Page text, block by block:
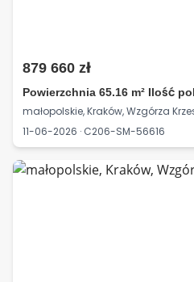
879 660 zł
Powierzchnia 65.16 m² Ilość
małopolskie, Kraków, Wzgórza
11-06-2026 · C206-SM-56616